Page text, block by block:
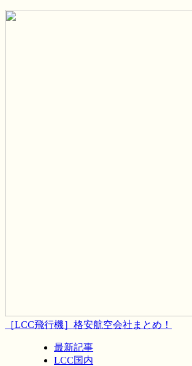
［LCC飛行機］格安航空会社まとめ！
最新記事
LCC国内